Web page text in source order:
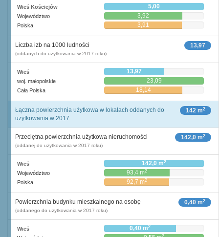
Wieś Kościejów 5,00
Województwo 3,92
Polska 3,91
13,97
Liczba izb na 1000 ludności
(oddanych do użytkowania w 2017 roku)
Wieś 13,97
woj. małopolskie 23,09
Cała Polska 18,14
142 m2
Łączna powierzchnia użytkowa w lokalach oddanych do
użytkowania w 2017
142,0 m2
Przeciętna powierzchnia użytkowa nieruchomości
(oddanej do użytkowania w 2017 roku)
Wieś 142,0 m2
Województwo 93,4 m2
Polska 92,7 m2
0,40 m2
Powierzchnia budynku mieszkalnego na osobę
(oddanego do użytkowania w 2017 roku)
Wieś 0,40 m2
2